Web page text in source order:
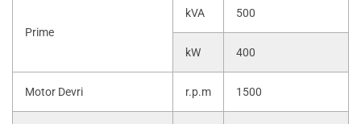
Prime
kVA 500
kW 400
Motor Devri r.p.m 1500